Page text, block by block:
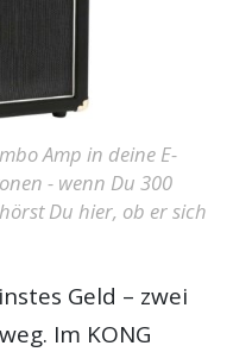
Amp in deine E-
- wenn Du 300
Du hier, ob er sich
Geld – zwei
Im KONG